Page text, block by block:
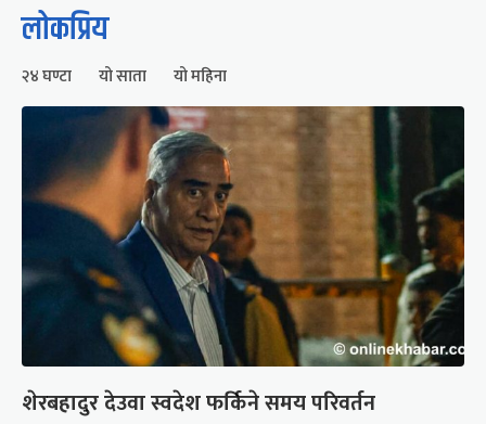
लोकप्रिय
२४ घण्टा यो साता यो महिना
शेरबहादुर देउवा स्वदेश फर्किने समय परिवर्तन